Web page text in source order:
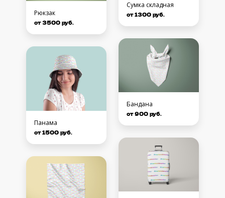
Рюкзак
от 3500 руб.
Панама
от 1500 руб.
Сумка складная
от 1300 руб.
Бандана
от 900 руб.